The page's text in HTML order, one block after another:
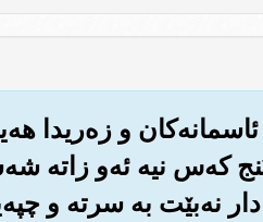
و زه‌ریدا
که‌س نیه ئه‌و زاته
نه‌بێت به سرته و